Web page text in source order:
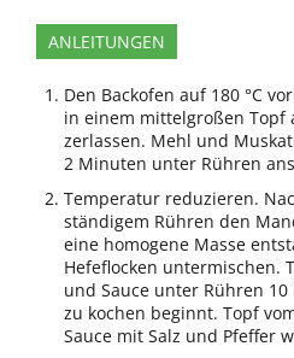
ANLEITUNGEN
Den Backofen auf 180 °C
in einem mittelgroßen Topf
zerlassen. Mehl und
2 Minuten unter Rühren
Temperatur reduzieren.
ständigem Rühren den
eine homogene Masse
Hefeflocken untermischen.
und Sauce unter Rühren
zu kochen beginnt. Topf
Sauce mit Salz und Pfeffer